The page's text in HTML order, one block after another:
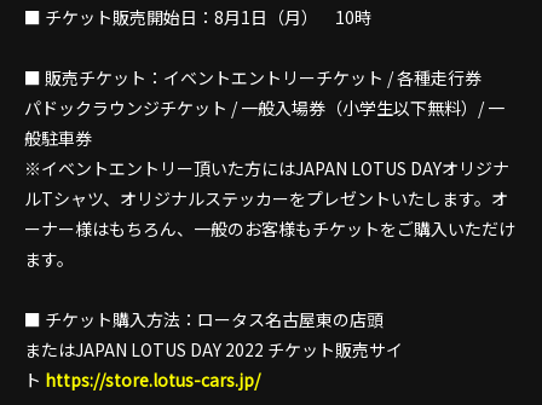
■ チケット販売開始日：8月1日（月） 10時
■ 販売チケット：イベントエントリーチケット / 各種走行券
パドックラウンジチケット / 一般入場券（小学生以下無料）/ 一
般駐車券
※イベントエントリー頂いた方にはJAPAN LOTUS DAYオリジナ
ルTシャツ、オリジナルステッカーをプレゼントいたします。オ
ーナー様はもちろん、一般のお客様もチケットをご購入いただけ
ます。
■ チケット購入方法：ロータス名古屋東の店頭
またはJAPAN LOTUS DAY 2022 チケット販売サイ
ト https://store.lotus-cars.jp/